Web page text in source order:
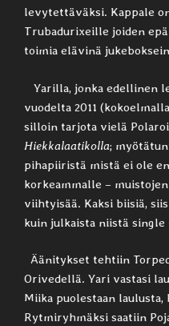
levytettäväksi. Kappale
Trubadurixeille joiden
toimia elävinä
Yarilla, jonka edellinen
vuodelta 2011 (kokoelmalla
silloin tarjota vielä
Hiekkalaatikolla;
pihapiiristä mistä ei ole
korkeammalle –
viihtyisää. Kaksi biisiä,
kuin julkaista niistä single
Äänitykset tehtiin
Orivedellä. Yari vastasi
Miika puolestaan laulusta,
Rytmiryhmäksi saatiin